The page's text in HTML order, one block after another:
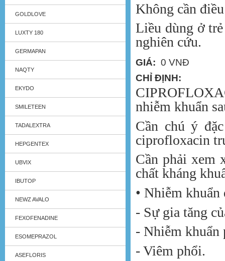
GOLDLOVE
LUXTY 180
GERMAPAN
NAQTY
EKYDO
SMILETEEN
TADALEXTRA
HEPGENTEX
UBVIX
IBUTOP
NEWZ AVALO
FEXOFENADINE
ESOMEPRAZOL
ASEFLORIS
Không cần
Liều dùng ở
nghiên cứu.
GIÁ: 0 VNĐ
CHỈ ĐỊNH:
nhiễm khuẩn
Cần chú ý
ciprofloxacin
Cần phải xem
chất kháng
• Nhiễm
- Sự gia tăng
- Nhiễm khuẩn
- Viêm phổi.